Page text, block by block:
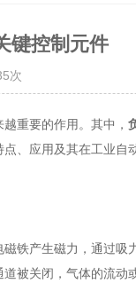
键控制元件
次
重要的作用。其中，
、应用及其在工业自
铁产生磁力，通过吸
被关闭，气体的流动